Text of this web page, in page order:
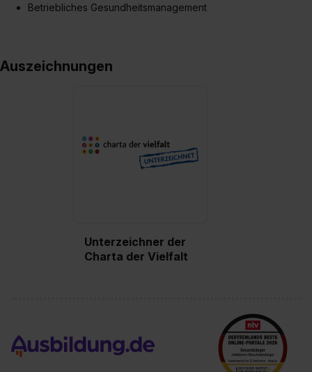
Betriebliches Gesundheitsmanagement
Auszeichnungen
Unterzeichner der
Charta der Vielfalt